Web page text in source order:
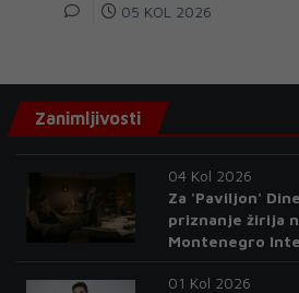
05 KOL 2026
Zanimljivosti
04 Kol 2026
Za 'Paviljon'
priznanje žirija
Montenegro
01 Kol 2026